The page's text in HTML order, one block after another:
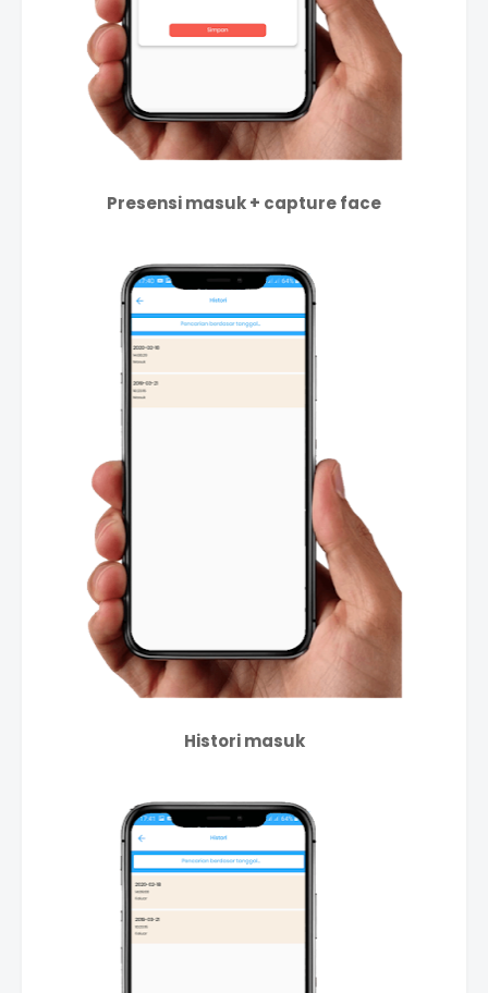
Presensi masuk + capture face
Histori masuk